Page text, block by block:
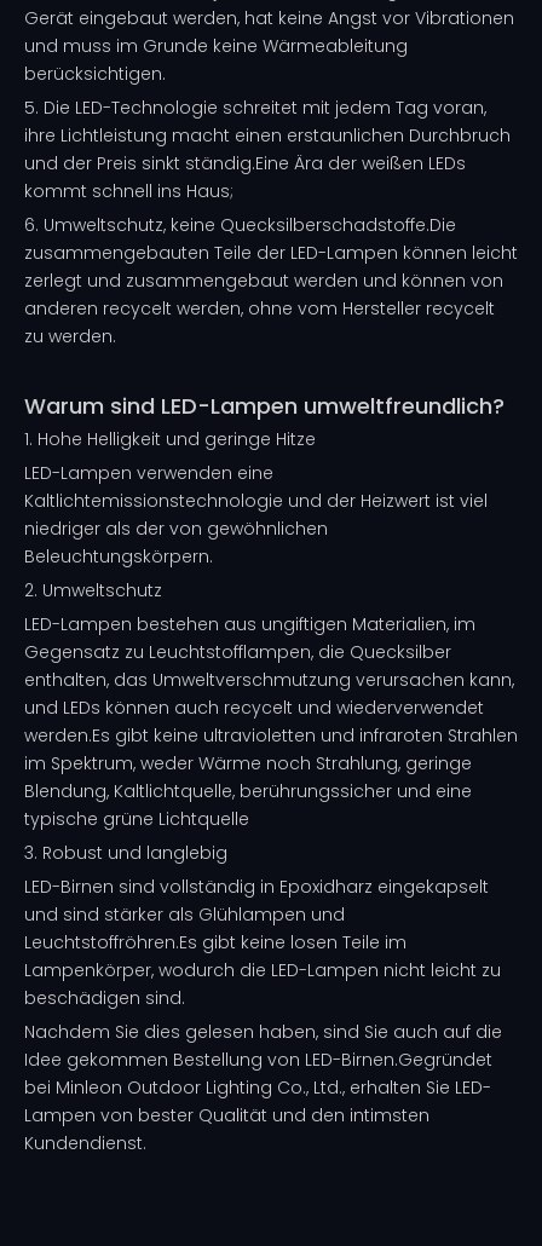
Gerät eingebaut werden, hat keine Angst vor Vibrationen
und muss im Grunde keine Wärmeableitung
berücksichtigen.
5. Die LED-Technologie schreitet mit jedem Tag voran,
ihre Lichtleistung macht einen erstaunlichen Durchbruch
und der Preis sinkt ständig.Eine Ära der weißen LEDs
kommt schnell ins Haus;
6. Umweltschutz, keine Quecksilberschadstoffe.Die
zusammengebauten Teile der LED-Lampen können leicht
zerlegt und zusammengebaut werden und können von
anderen recycelt werden, ohne vom Hersteller recycelt
zu werden.
Warum sind LED-Lampen umweltfreundlich?
1. Hohe Helligkeit und geringe Hitze
LED-Lampen verwenden eine
Kaltlichtemissionstechnologie und der Heizwert ist viel
niedriger als der von gewöhnlichen
Beleuchtungskörpern.
2. Umweltschutz
LED-Lampen bestehen aus ungiftigen Materialien, im
Gegensatz zu Leuchtstofflampen, die Quecksilber
enthalten, das Umweltverschmutzung verursachen kann,
und LEDs können auch recycelt und wiederverwendet
werden.Es gibt keine ultravioletten und infraroten Strahlen
im Spektrum, weder Wärme noch Strahlung, geringe
Blendung, Kaltlichtquelle, berührungssicher und eine
typische grüne Lichtquelle
3. Robust und langlebig
LED-Birnen sind vollständig in Epoxidharz eingekapselt
und sind stärker als Glühlampen und
Leuchtstoffröhren.Es gibt keine losen Teile im
Lampenkörper, wodurch die LED-Lampen nicht leicht zu
beschädigen sind.
Nachdem Sie dies gelesen haben, sind Sie auch auf die
Idee gekommen Bestellung von LED-Birnen.Gegründet
bei Minleon Outdoor Lighting Co., Ltd., erhalten Sie LED-
Lampen von bester Qualität und den intimsten
Kundendienst.